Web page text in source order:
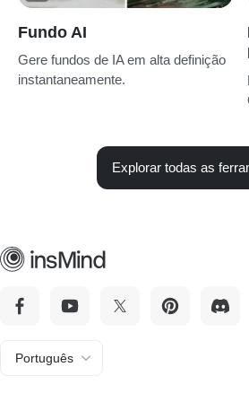
Fundo AI
Gere fundos de IA em alta definição
instantaneamente.
Explorar todas as
Português